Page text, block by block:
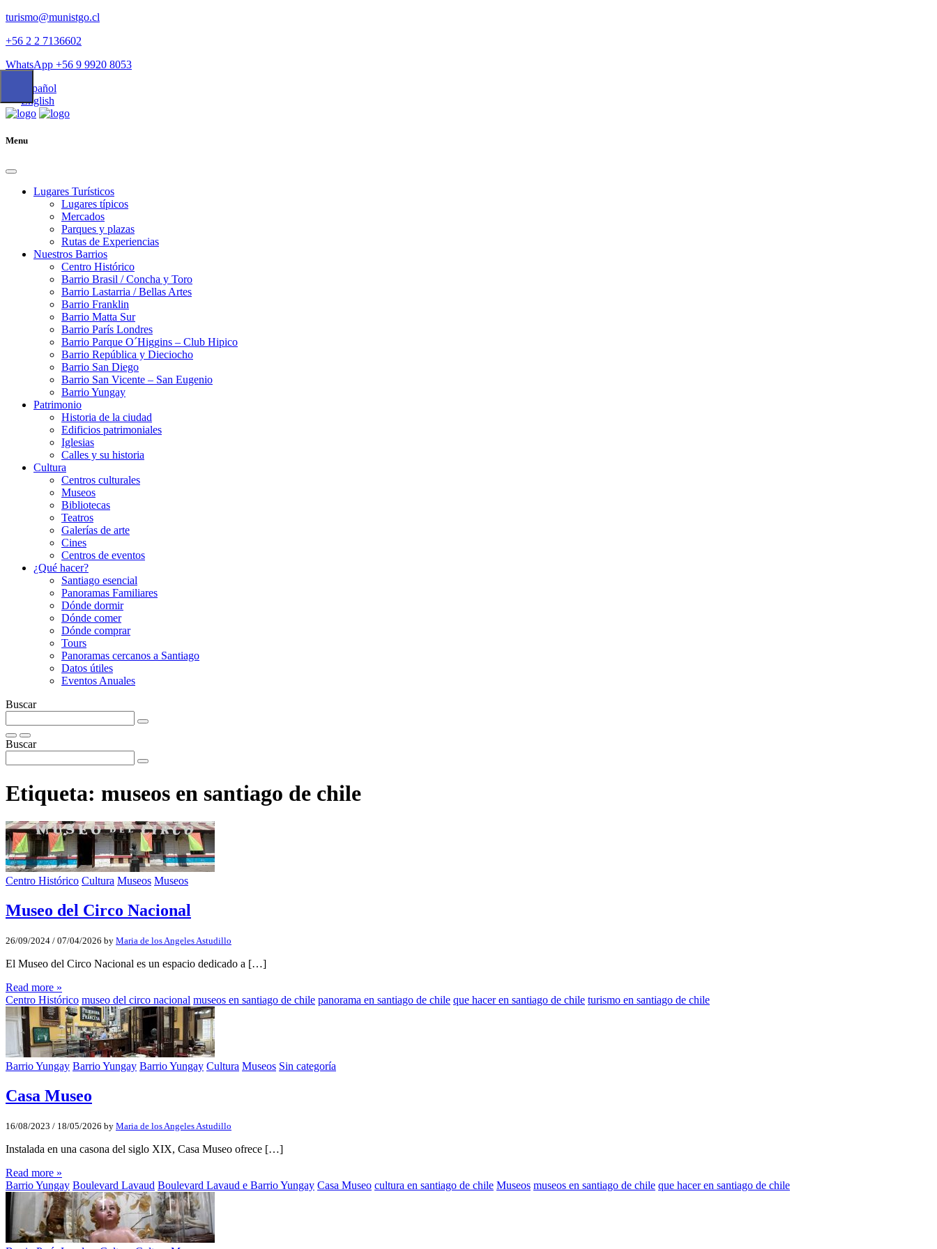
turismo@munistgo.cl
+56 2 2 7136602
WhatsApp +56 9 9920 8053
Español
English
Menu
Lugares Turísticos
Lugares tí­picos
Mercados
Parques y plazas
Rutas de Experiencias
Nuestros Barrios
Centro Histórico
Barrio Brasil / Concha y Toro
Barrio Lastarria / Bellas Artes
Barrio Franklin
Barrio Matta Sur
Barrio Parí­s Londres
Barrio Parque O´Higgins – Club Hipico
Barrio República y Dieciocho
Barrio San Diego
Barrio San Vicente – San Eugenio
Barrio Yungay
Patrimonio
Historia de la ciudad
Edificios patrimoniales
Iglesias
Calles y su historia
Cultura
Centros culturales
Museos
Bibliotecas
Teatros
Galerí­as de arte
Cines
Centros de eventos
¿Qué hacer?
Santiago esencial
Panoramas Familiares
Dónde dormir
Dónde comer
Dónde comprar
Tours
Panoramas cercanos a Santiago
Datos útiles
Eventos Anuales
Buscar
Buscar
Etiqueta: museos en santiago de chile
Centro Histórico Cultura Museos Museos
Museo del Circo Nacional
26/09/2024 / 07/04/2026 by Maria de los Angeles Astudillo
El Museo del Circo Nacional es un espacio dedicado a […]
Read more »
Centro Histórico museo del circo nacional museos en santiago de chile panorama en santiago de chile que hacer en santiago de chile turismo en santiago de chile
Barrio Yungay Barrio Yungay Barrio Yungay Cultura Museos Sin categoría
Casa Museo
16/08/2023 / 18/05/2026 by Maria de los Angeles Astudillo
Instalada en una casona del siglo XIX, Casa Museo ofrece […]
Read more »
Barrio Yungay Boulevard Lavaud Boulevard Lavaud e Barrio Yungay Casa Museo cultura en santiago de chile Museos museos en santiago de chile que hacer en santiago de chile